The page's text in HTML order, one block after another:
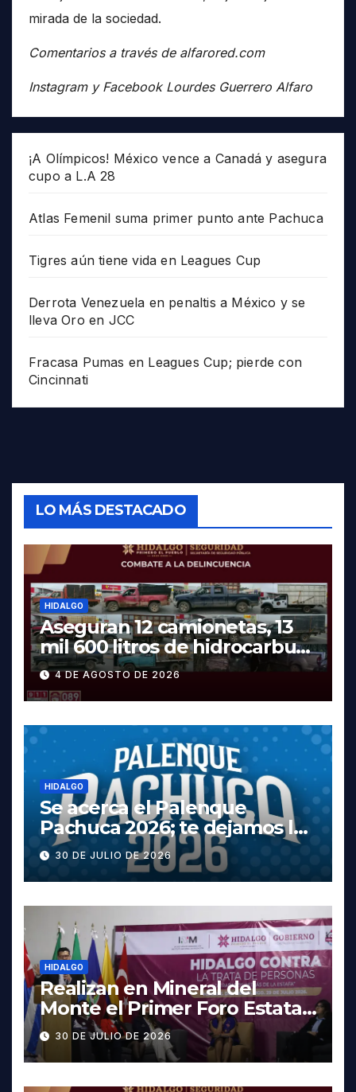
mirada de la sociedad.
Comentarios a través de alfarored.com
Instagram y Facebook Lourdes Guerrero Alfaro
¡A Olímpicos! México vence a Canadá y asegura
cupo a L.A 28
Atlas Femenil suma primer punto ante Pachuca
Tigres aún tiene vida en Leagues Cup
Derrota Venezuela en penaltis a México y se
lleva Oro en JCC
Fracasa Pumas en Leagues Cup; pierde con
Cincinnati
LO MÁS DESTACADO
HIDALGO
Aseguran 12 camionetas, 13
mil 600 litros de hidrocarburo
y dos vehículos robados en
Tula
4 DE AGOSTO DE 2026
HIDALGO
Se acerca el Palenque
Pachuca 2026; te dejamos la
cartelera completa, las
fechas y los precios
30 DE JULIO DE 2026
HIDALGO
Realizan en Mineral del
Monte el Primer Foro Estatal
contra la Trata de Personas
30 DE JULIO DE 2026